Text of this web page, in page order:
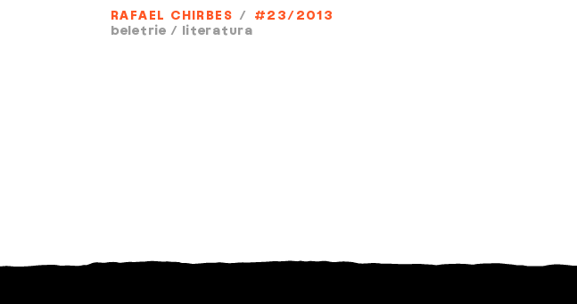
RAFAEL CHIRBES /
#23/2013
beletrie / literatura